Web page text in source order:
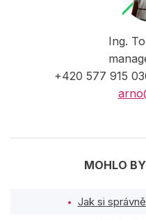
Ing.
+420 577 915
MOHLO
Jak si